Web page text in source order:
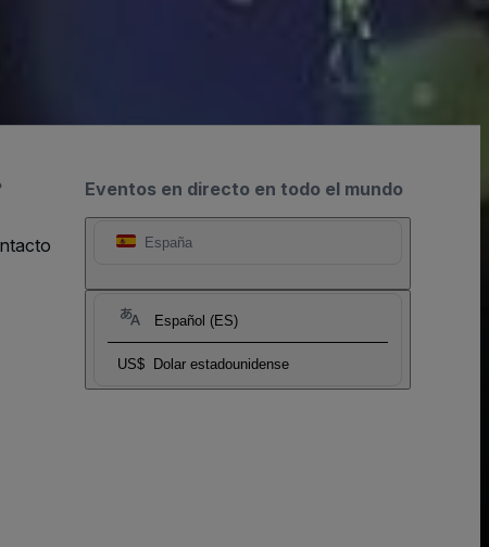
Eventos en directo en todo el mundo
España
Español (ES)
US$ Dolar estadounidense